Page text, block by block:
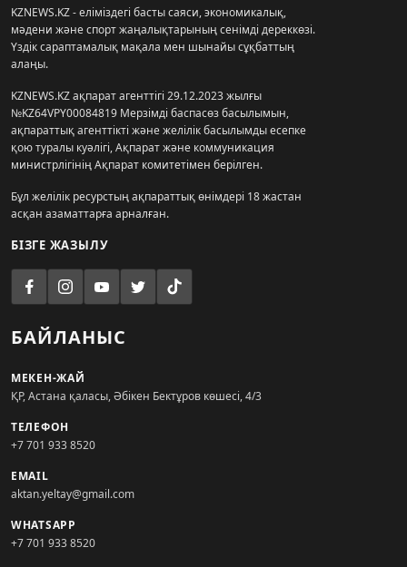
KZNEWS.KZ - еліміздегі басты саяси, экономикалық,
мәдени және спорт жаңалықтарының сенімді дереккөзі.
Үздік сараптамалық мақала мен шынайы сұқбаттың
алаңы.
KZNEWS.KZ ақпарат агенттігі 29.12.2023 жылғы
№KZ64VPY00084819 Мерзімді баспасөз басылымын,
ақпараттық агенттікті және желілік басылымды есепке
қою туралы куәлігі, Ақпарат және коммуникация
министрлігінің Ақпарат комитетімен берілген.
Бұл желілік ресурстың ақпараттық өнімдері 18 жастан
асқан азаматтарға арналған.
БІЗГЕ ЖАЗЫЛУ
БАЙЛАНЫС
МЕКЕН-ЖАЙ
ҚР, Астана қаласы, Әбікен Бектұров көшесі, 4/3
ТЕЛЕФОН
+7 701 933 8520
EMAIL
aktan.yeltay@gmail.com
WHATSAPP
+7 701 933 8520